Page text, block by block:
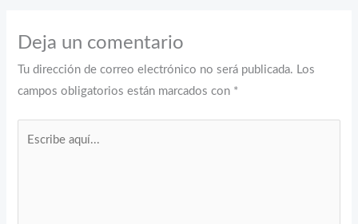
Deja un comentario
Tu dirección de correo electrónico no será publicada. Los
campos obligatorios están marcados con *